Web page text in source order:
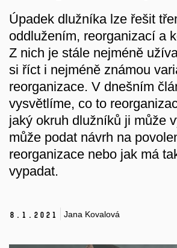
Úpadek dlužníka lze řešit
oddlužením, reorganizací a
Z nich je stále nejméně
si říct i nejméně známou
reorganizace. V dnešním
vysvětlíme, co to
jaký okruh dlužníků ji může
může podat návrh na
reorganizace nebo jak má
vypadat.
8. 1. 2021 Jana Kovalová